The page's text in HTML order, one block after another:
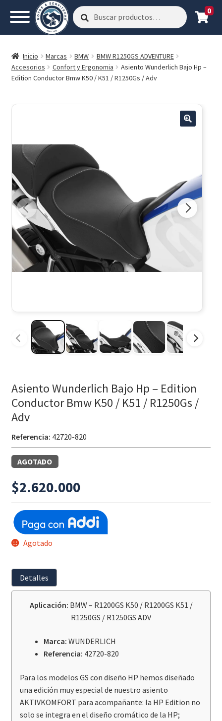
Buscar
por:
Buscar 0
Inicio Marcas BMW
BMW R1250GS ADVENTURE
Accesorios
Confort y Ergonomia
Asiento Wunderlich Bajo Hp –
Edition Conductor Bmw K50 / K51 / R1250Gs / Adv
Asiento Wunderlich Bajo Hp – Edition
Conductor Bmw K50 / K51 / R1250Gs /
Adv
Referencia: 42720-820
AGOTADO
$2.620.000
Agotado
Detalles
Aplicación: BMW – R1200GS K50 / R1200GS K51 /
R1250GS / R1250GS ADV
Marca: WUNDERLICH
Referencia: 42720-820
Para los modelos GS con diseño HP hemos diseñado
una edición muy especial de nuestro asiento
AKTIVKOMFORT para acompañante: la HP Edition no
solo se integra en el diseño cromático de la HP;